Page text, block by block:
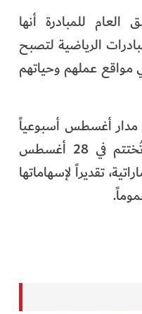
للمبادرة أنها
الرياضية لتصبح
مواقع عملهم وحياتهم
مدار أغسطس أسبوعياً
يوم الجمعة في المبنى 3، وتُختتم في 28 أغسطس
تقديراً لإسهاماتها